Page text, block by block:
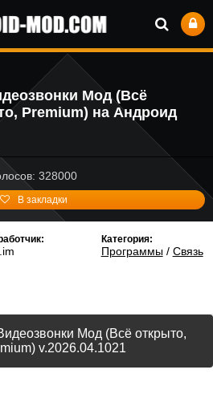
Мод (Всё
Premium) на Андроид
328000
В закладки
Категория:
Программы/ Связь
Мод (Всё открыто,
v.2026.04.1021